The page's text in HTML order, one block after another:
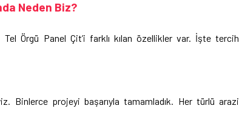
Neden Biz?
Örgü Panel Çit’i farklı kılan özellikler var. İşte tercih
Binlerce projeyi başarıyla tamamladık. Her türlü arazi